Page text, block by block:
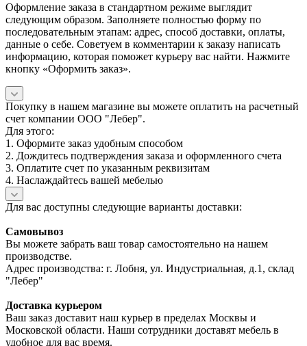
Оформление заказа в стандартном режиме выглядит
следующим образом. Заполняете полностью форму по
последовательным этапам: адрес, способ доставки, оплаты,
данные о себе. Советуем в комментарии к заказу написать
информацию, которая поможет курьеру вас найти. Нажмите
кнопку «Оформить заказ».
Покупку в нашем магазине вы можете оплатить на расчетный
счет компании ООО "Лебер".
Для этого:
1. Оформите заказ удобным способом
2. Дождитесь подтверждения заказа и оформленного счета
3. Оплатите счет по указанным реквизитам
4. Наслаждайтесь вашей мебелью
Для вас доступны следующие варианты доставки:
Самовывоз
Вы можете забрать ваш товар самостоятельно на нашем
производстве.
Адрес производства: г. Лобня, ул. Индустриальная, д.1, склад
"Лебер"
Доставка курьером
Ваш заказ доставит наш курьер в пределах Москвы и
Московской области. Наши сотрудники доставят мебель в
удобное для вас время.